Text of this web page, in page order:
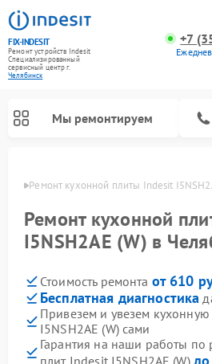
FIX-INDESIT
Ремонт устройств Indesit
Специализированный
cервисный центр г.
Челябинск
+7
Мы ремонтируем
Ремонт кухонной плиты Indesit
Ремонт кухонной
I5NSH2AE (W) в
Стоимость ремонта от 610
Бесплатная диагностика
Привезем и увезем
I5NSH2AE (W) сами
Гарантия на наши работы по